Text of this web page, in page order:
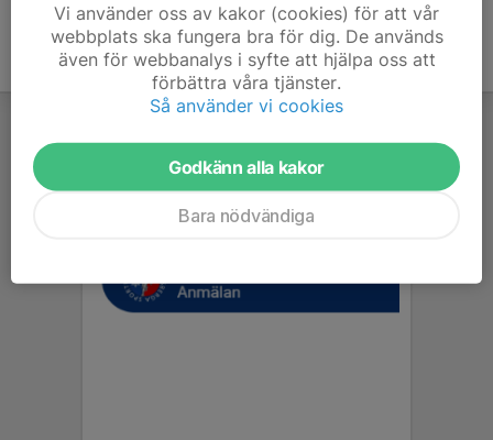
Vi använder oss av kakor (cookies) för att vår
webbplats ska fungera bra för dig. De används
även för webbanalys i syfte att hjälpa oss att
förbättra våra tjänster.
Så använder vi cookies
Godkänn alla kakor
Bara nödvändiga